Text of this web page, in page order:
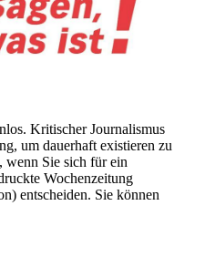
Kritischer Journalismus
um dauerhaft existieren zu
wenn Sie sich für ein
Wochenzeitung
entscheiden. Sie können